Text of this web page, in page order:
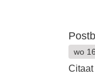
wo
Citaat